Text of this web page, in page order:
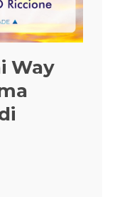
Way